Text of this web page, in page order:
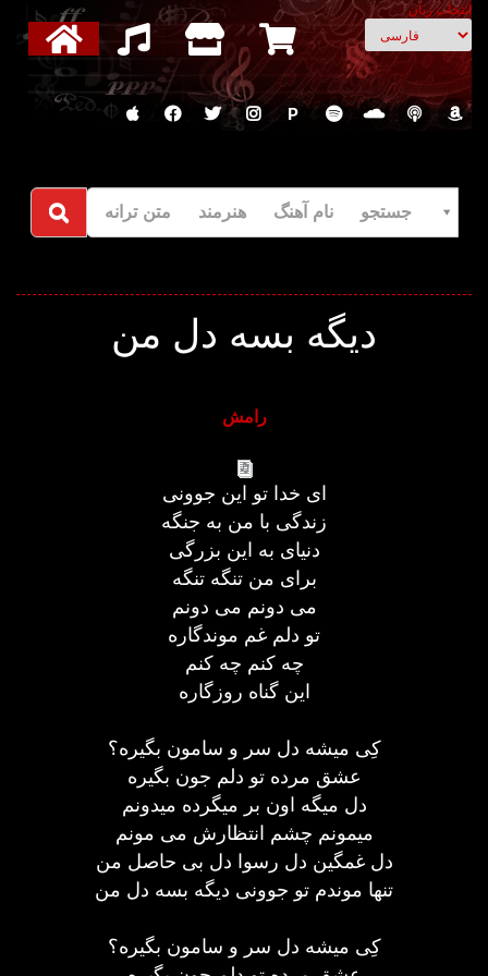
انتخاب زبان
P
جستجو نام آهنگ هنرمند متن ترانه
دیگه بسه دل من
رامش
ای خدا تو این جوونی
زندگی با من به جنگه
دنیای به این بزرگی
برای من تنگه تنگه
می دونم می دونم
تو دلم غم موندگاره
چه کنم چه کنم
این گناه روزگاره
کِی میشه دل سر و سامون بگیره؟
عشق مرده تو دلم جون بگیره
دل میگه اون بر میگرده میدونم
میمونم چشم انتظارش می مونم
دل غمگین دل رسوا دل بی حاصل من
تنها موندم تو جوونی دیگه بسه دل من
کِی میشه دل سر و سامون بگیره؟